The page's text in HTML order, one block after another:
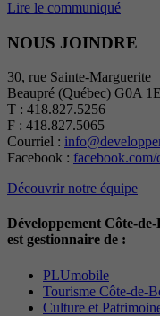
Lire le communiqué
NOUS JOINDRE
30, rue Sainte-Marguerite
Beaupré (Québec) G0A
T : 418.827.5256
F : 418.827.5065
Courriel :
Facebook :
Découvrir notre équipe
Développement Côte-
est gestionnaire de :
PLUmobile
Tourisme Côte-de-
Culture et